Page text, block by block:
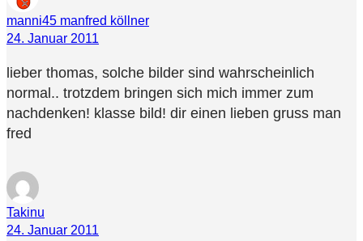
manni45 manfred köllner
24. Januar 2011
lieber thomas, solche bilder sind wahrscheinlich
normal.. trotzdem bringen sich mich immer zum
nachdenken! klasse bild! dir einen lieben gruss man
fred
Takinu
24. Januar 2011